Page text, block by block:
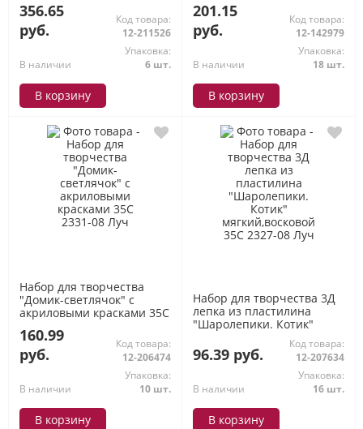
356.65
руб.
Код товара:
12-211526
В наличии
Упаковка:
6 шт.
В корзину
201.15
руб.
Код товара:
12-142979
В наличии
Упаковка:
18 шт.
В корзину
Набор для творчества
"Домик-светлячок" с
акриловыми красками 35С
160.99
руб.
Код товара:
12-206474
В наличии
Упаковка:
10 шт.
В корзину
Набор для творчества 3Д
лепка из пластилина
"Шаролепики. Котик"
мягкий,восковой 35С 2327-
08 Луч
96.39 руб.
Код товара:
12-207634
В наличии
Упаковка:
16 шт.
В корзину